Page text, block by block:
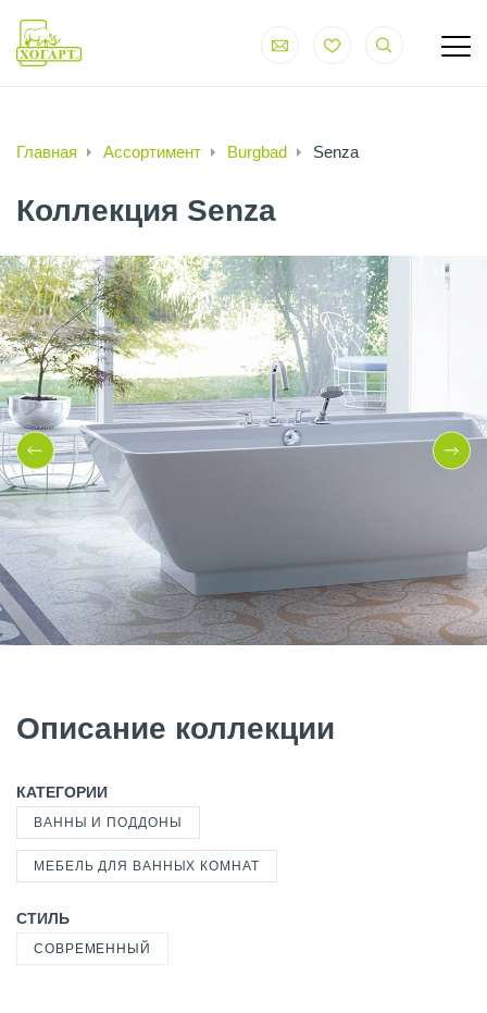
Главная Ассортимент Burgbad Senza
Коллекция Senza
Описание коллекции
КАТЕГОРИИ
ВАННЫ И ПОДДОНЫ
МЕБЕЛЬ ДЛЯ ВАННЫХ КОМНАТ
СТИЛЬ
СОВРЕМЕННЫЙ